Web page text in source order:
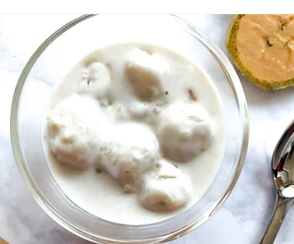
Un anno a Fleurville ricettine veloci